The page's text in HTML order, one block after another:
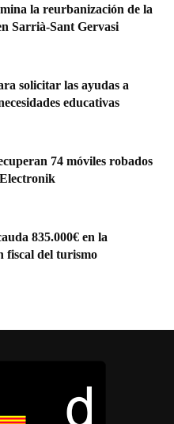
la reurbanización de la
Sarrià-Sant Gervasi
solicitar las ayudas a
educativas
74 móviles robados
835.000€ en la
fiscal del turismo